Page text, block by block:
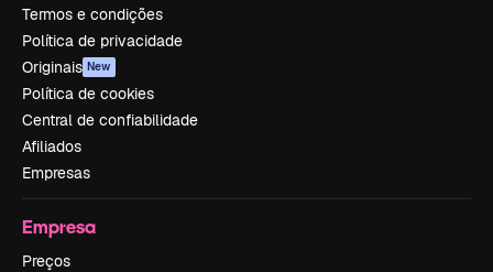
Termos e condições
Política de privacidade
Originais New
Política de cookies
Central de confiabilidade
Afiliados
Empresas
Empresa
Preços